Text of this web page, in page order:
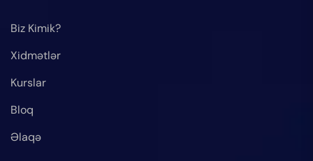
Biz Kimik?
Xidmətlər
Kurslar
Bloq
Əlaqə